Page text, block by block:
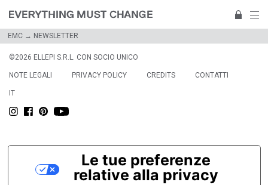
EMC → NEWSLETTER
©2026 ELLEPI S.R.L. CON SOCIO UNICO
NOTE LEGALI PRIVACY POLICY CREDITS CONTATTI
IT
Le tue preferenze
relative alla privacy